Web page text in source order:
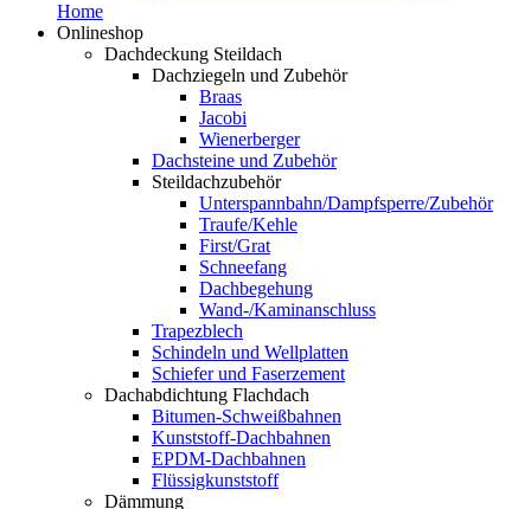
Home
Onlineshop
Dachdeckung Steildach
Dachziegeln und Zubehör
Braas
Jacobi
Wienerberger
Dachsteine und Zubehör
Steildachzubehör
Unterspannbahn/Dampfsperre/Zubehör
Traufe/Kehle
First/Grat
Schneefang
Dachbegehung
Wand-/Kaminanschluss
Trapezblech
Schindeln und Wellplatten
Schiefer und Faserzement
Dachabdichtung Flachdach
Bitumen-Schweißbahnen
Kunststoff-Dachbahnen
EPDM-Dachbahnen
Flüssigkunststoff
Dämmung